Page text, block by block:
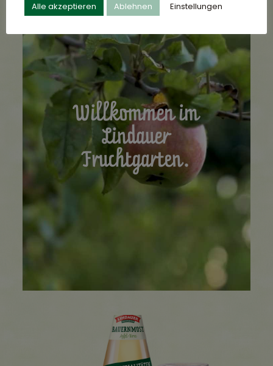
Willkommen im
Lindauer
Fruchtgarten.
Alle akzeptieren Ablehnen Einstellungen